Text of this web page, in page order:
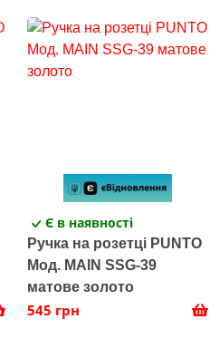
Є в наявності
Ручка на розетці PUNTO
Мод. MAIN SSG-39
матове золото
545 грн